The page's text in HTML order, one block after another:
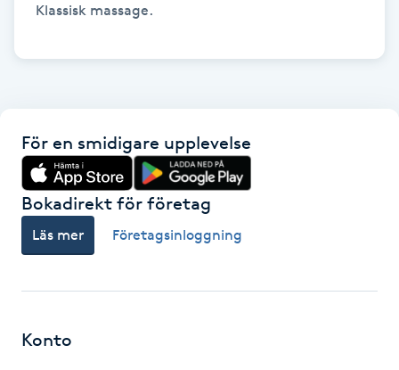
Idrottsmassage
IPL
IR-massage
Japansk massage
Klassisk massage.
För en smidigare upplevelse
Bokadirekt för företag
Läs mer Företagsinloggning
Konto